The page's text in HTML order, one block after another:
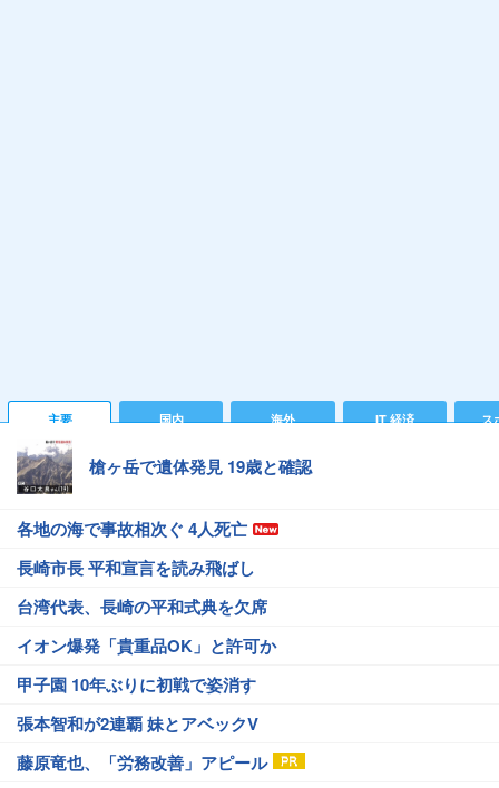
主要 国内 海外 IT 経済 ス
槍ヶ岳で遺体発見 19歳と確認
各地の海で事故相次ぐ 4人死亡
長崎市長 平和宣言を読み飛ばし
台湾代表、長崎の平和式典を欠席
イオン爆発「貴重品OK」と許可か
甲子園 10年ぶりに初戦で姿消す
張本智和が2連覇 妹とアベックV
藤原竜也、「労務改善」アピール